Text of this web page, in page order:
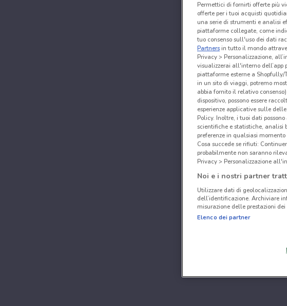
Permettici di fornirti offerte più
offerte per i tuoi acquisti
una serie di strumenti e analisi
piattaforme collegate, come
tuo consenso sull'uso dei dati
Partnersin tutto il mondo
Privacy > Personalizzazione,
visualizzerai all'interno
piattaforme esterne a Shopfully/
in un sito di viaggi, potremo
abbia fornito il relativo
dispositivo, possono essere
esperienze applicative sulle
Policy. Inoltre, i tuoi dati
scientifiche e statistiche, analisi
preferenze in qualsiasi
Cosa succede se rifiuti:
probabilmente non saranno
Privacy > Personalizzazione
Noi e i nostri partner
Utilizzare dati di
dell’identificazione. Archiviare
misurazione delle prestazioni
Elenco dei partner